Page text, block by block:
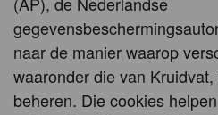
naar de manier waarop
waaronder die van
beheren. Die cookies